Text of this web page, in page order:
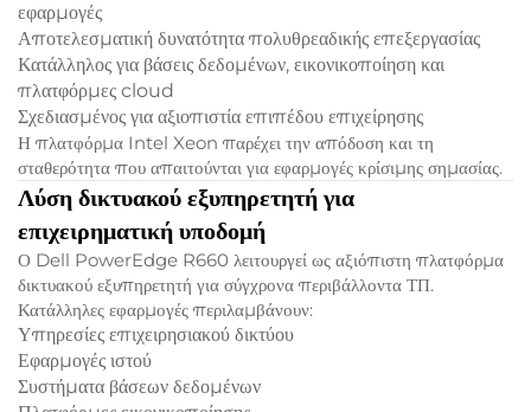
εφαρμογές
Αποτελεσματική δυνατότητα πολυθρεαδικής επεξεργασίας
Κατάλληλος για βάσεις δεδομένων, εικονικοποίηση και
πλατφόρμες cloud
Σχεδιασμένος για αξιοπιστία επιπέδου επιχείρησης
Η πλατφόρμα Intel Xeon παρέχει την απόδοση και τη
σταθερότητα που απαιτούνται για εφαρμογές κρίσιμης σημασίας.
Λύση δικτυακού εξυπηρετητή για
επιχειρηματική υποδομή
Ο Dell PowerEdge R660 λειτουργεί ως αξιόπιστη πλατφόρμα
δικτυακού εξυπηρετητή για σύγχρονα περιβάλλοντα ΤΠ.
Κατάλληλες εφαρμογές περιλαμβάνουν:
Υπηρεσίες επιχειρησιακού δικτύου
Εφαρμογές ιστού
Συστήματα βάσεων δεδομένων